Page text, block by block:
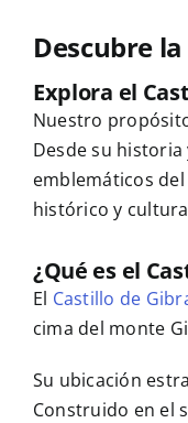
Descubre
Explora el
Nuestro
Desde su
emblemáticos
histórico y
¿Qué es el
El Castillo de
cima del monte
Su ubicación
Construido en el